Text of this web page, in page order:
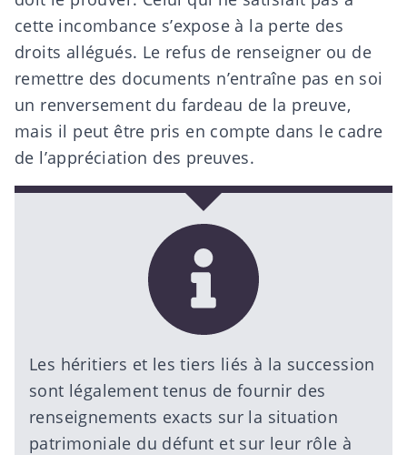
cette incombance s’expose à la perte des
droits allégués. Le refus de renseigner ou de
remettre des documents n’entraîne pas en soi
un renversement du fardeau de la preuve,
mais il peut être pris en compte dans le cadre
de l’appréciation des preuves.
Les héritiers et les tiers liés à la succession
sont légalement tenus de fournir des
renseignements exacts sur la situation
patrimoniale du défunt et sur leur rôle à